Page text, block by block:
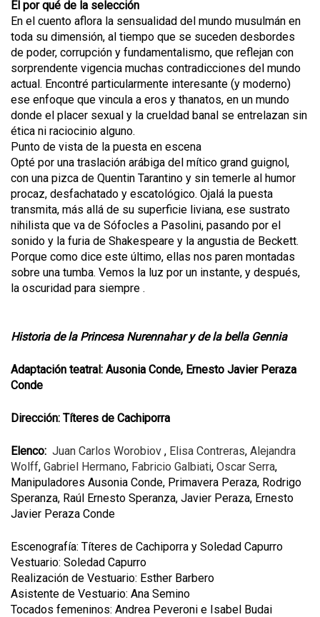
El por qué de la selección
En el cuento aflora la sensualidad del mundo musulmán en
toda su dimensión, al tiempo que se suceden desbordes
de poder, corrupción y fundamentalismo, que reflejan con
sorprendente vigencia muchas contradicciones del mundo
actual. Encontré particularmente interesante (y moderno)
ese enfoque que vincula a eros y thanatos, en un mundo
donde el placer sexual y la crueldad banal se entrelazan sin
ética ni raciocinio alguno.
Punto de vista de la puesta en escena
Opté por una traslación arábiga del mítico grand guignol,
con una pizca de Quentin Tarantino y sin temerle al humor
procaz, desfachatado y escatológico. Ojalá la puesta
transmita, más allá de su superficie liviana, ese sustrato
nihilista que va de Sófocles a Pasolini, pasando por el
sonido y la furia de Shakespeare y la angustia de Beckett.
Porque como dice este último, ellas nos paren montadas
sobre una tumba. Vemos la luz por un instante, y después,
la oscuridad para siempre .
Historia de la Princesa Nurennahar y de la bella Gennia
Adaptación teatral: Ausonia Conde, Ernesto Javier Peraza
Conde
Dirección: Títeres de Cachiporra
Elenco: Juan Carlos Worobiov , Elisa Contreras, Alejandra
Wolff, Gabriel Hermano, Fabricio Galbiati, Oscar Serra,
Manipuladores Ausonia Conde, Primavera Peraza, Rodrigo
Speranza, Raúl Ernesto Speranza, Javier Peraza, Ernesto
Javier Peraza Conde
Escenografía: Títeres de Cachiporra y Soledad Capurro
Vestuario: Soledad Capurro
Realización de Vestuario: Esther Barbero
Asistente de Vestuario: Ana Semino
Tocados femeninos: Andrea Peveroni e Isabel Budai